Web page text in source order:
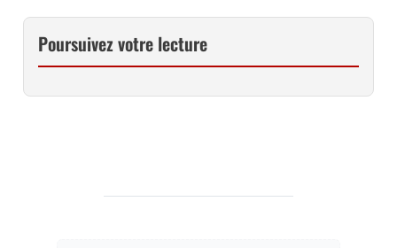
Poursuivez votre lecture